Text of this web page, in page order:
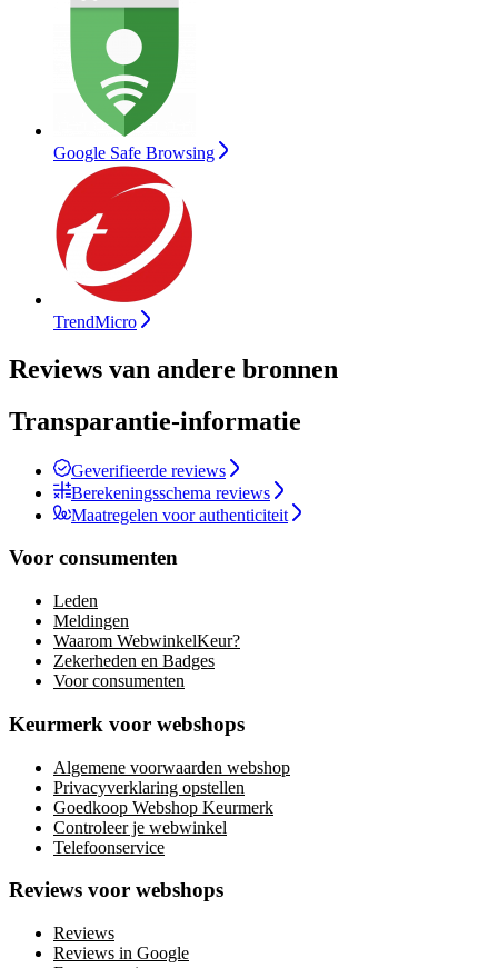
Google Safe Browsing
TrendMicro
Reviews van andere bronnen
Transparantie-informatie
Geverifieerde reviews
Berekeningsschema reviews
Maatregelen voor authenticiteit
Voor consumenten
Leden
Meldingen
Waarom WebwinkelKeur?
Zekerheden en Badges
Voor consumenten
Keurmerk voor webshops
Algemene voorwaarden webshop
Privacyverklaring opstellen
Goedkoop Webshop Keurmerk
Controleer je webwinkel
Telefoonservice
Reviews voor webshops
Reviews
Reviews in Google